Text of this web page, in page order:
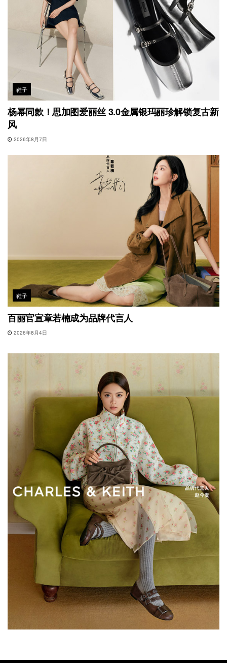
鞋子
杨幂同款！思加图爱丽丝 3.0金属银玛丽珍解锁复古新
风
2026年8月7日
鞋子
百丽官宣章若楠成为品牌代言人
2026年8月4日